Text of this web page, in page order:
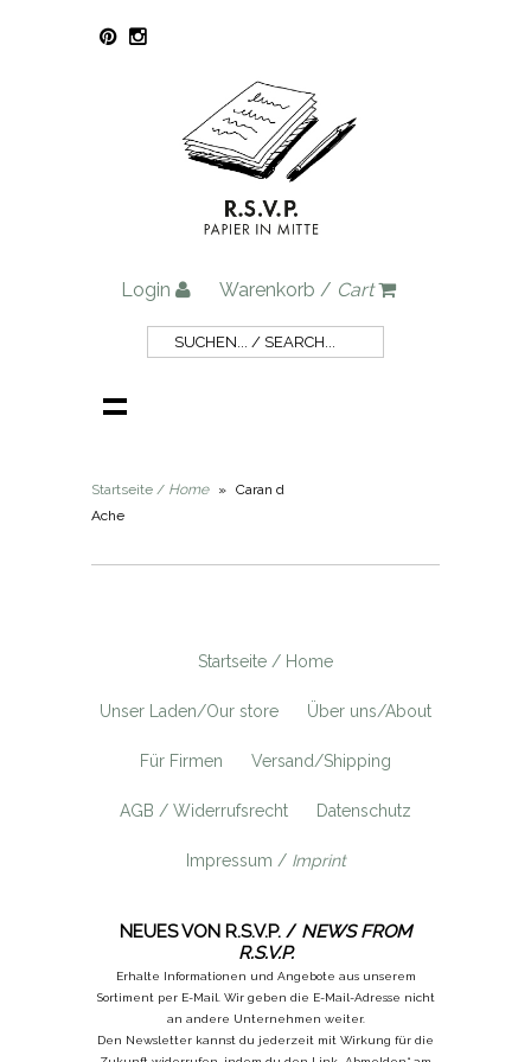
Login Warenkorb / Cart
Startseite / Home » Caran d
Ache
Startseite / Home
Unser Laden/Our store Über uns/About
Für Firmen Versand/Shipping
AGB / Widerrufsrecht Datenschutz
Impressum / Imprint
NEUES VON R.S.V.P. / NEWS FROM
R.S.V.P.
Erhalte Informationen und Angebote aus unserem
Sortiment per E-Mail. Wir geben die E-Mail-Adresse nicht
an andere Unternehmen weiter.
Den Newsletter kannst du jederzeit mit Wirkung für die